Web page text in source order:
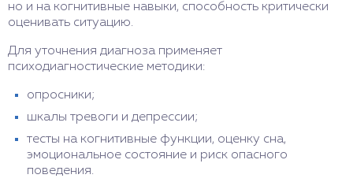
но и на когнитивные навыки, способность критически
оценивать ситуацию.
Для уточнения диагноза применяет
психодиагностические методики:
опросники;
шкалы тревоги и депрессии;
тесты на когнитивные функции, оценку сна,
эмоциональное состояние и риск опасного
поведения.